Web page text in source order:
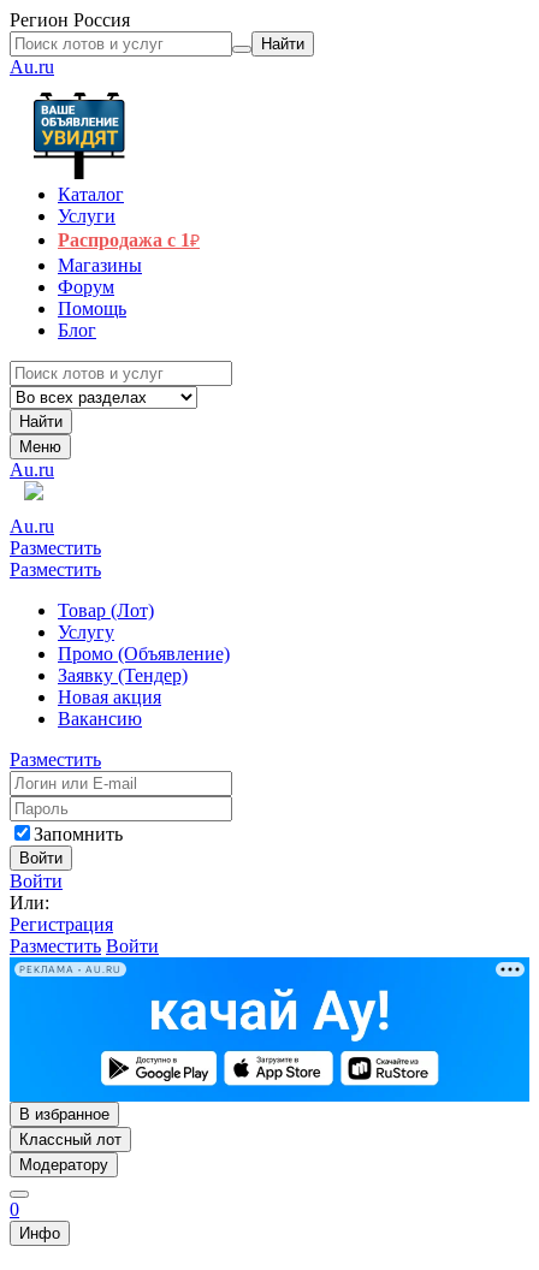
Регион Россия
Найти
Au.ru
Каталог
Услуги
Распродажа с 1₽
Магазины
Форум
Помощь
Блог
Найти
Меню
Au.ru
Au.ru
Разместить
Разместить
Товар (Лот)
Услугу
Промо (Объявление)
Заявку (Тендер)
Новая акция
Вакансию
Разместить
Запомнить
Войти
Войти
Или:
Регистрация
Разместить Войти
РЕКЛАМА • AU.RU
В избранное
Классный лот
Модератору
0
Инфо